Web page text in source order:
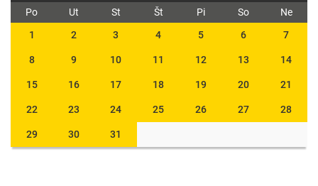
Po Ut St Št Pi So
Ne
1
2 3 4 5 6 7
8 9 10 11 12 13 14
15 16 17 18 19 20 21
22 23 24 25 26 27 28
29 30 31